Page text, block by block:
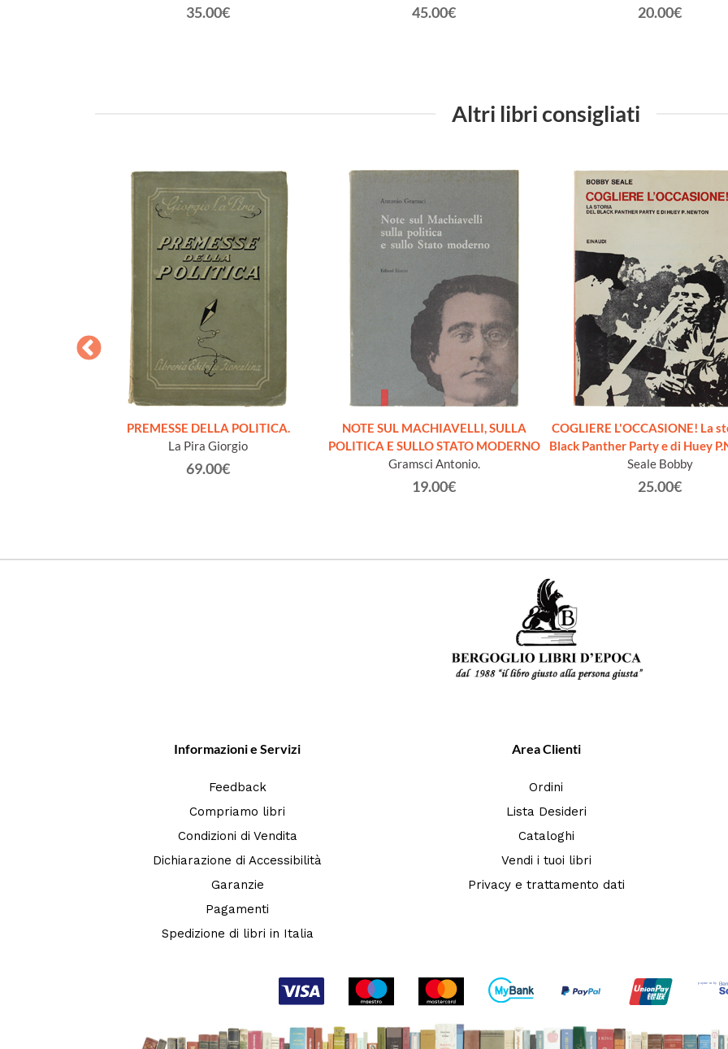
35.00€ 45.00€ 20.00€
Altri libri consigliati
PREMESSE DELLA POLITICA.
La Pira Giorgio
69.00€
NOTE SUL MACHIAVELLI, SULLA
POLITICA E SULLO STATO MODERNO
Gramsci Antonio.
19.00€
COGLIERE L'OCCASIONE! La
Black Panther Party e di Huey
Seale Bobby
25.00€
Informazioni e Servizi
Feedback
Compriamo libri
Condizioni di Vendita
Dichiarazione di Accessibilità
Garanzie
Pagamenti
Spedizione di libri in Italia
Area Clienti
Ordini
Lista Desideri
Cataloghi
Vendi i tuoi libri
Privacy e trattamento dati